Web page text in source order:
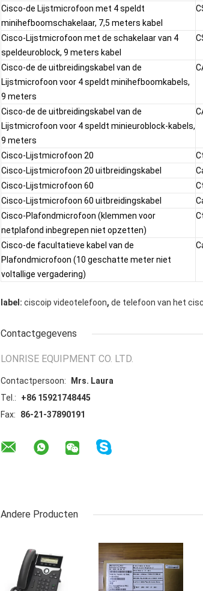
Cisco-de Lijstmicrofoon met 4 speldt
minihefboomschakelaar, 7,5 meters kabel
Cisco-Lijstmicrofoon met de schakelaar van 4
speldeuroblock, 9 meters kabel
Cisco-de de uitbreidingskabel van de
Lijstmicrofoon voor 4 speldt minihefboomkabels,
9 meters
Cisco-de de uitbreidingskabel van de
Lijstmicrofoon voor 4 speldt minieuroblock-kabels,
9 meters
Cisco-Lijstmicrofoon 20
Cisco-Lijstmicrofoon 20 uitbreidingskabel
Cisco-Lijstmicrofoon 60
Cisco-Lijstmicrofoon 60 uitbreidingskabel
Cisco-Plafondmicrofoon (klemmen voor
netplafond inbegrepen niet opzetten)
Cisco-de facultatieve kabel van de
Plafondmicrofoon (10 geschatte meter niet
voltallige vergadering)
label: ciscoip videotelefoon, de telefoon van het
Contactgegevens
LONRISE EQUIPMENT CO. LTD.
Contactpersoon:
Mrs. Laura
Tel.:
+86 15921748445
Fax:
86-21-37890191
Andere Producten